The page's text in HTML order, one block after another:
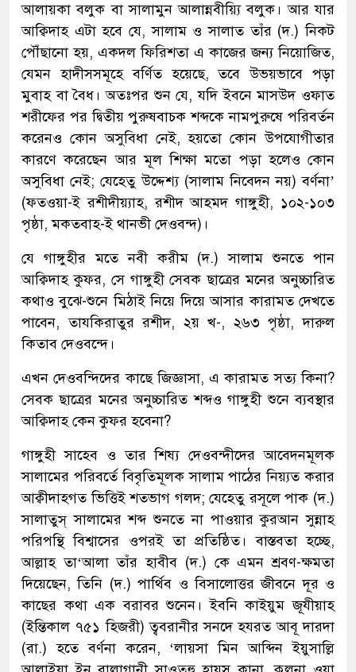
আলায়কা বলুক বা সালামুন আলান্নবীয়্যি বলুক। আর যার
আক্বিদাহ এটা হবে যে, সালাম ও সালাত তাঁর (দ.) নিকট
পৌঁছানো হয়, একদল ফিরিশতা এ কাজের জন্য নিয়োজিত,
যেমন হাদীসসমূহে বর্ণিত হয়েছে, তবে উভয়ভাবে পড়া
মুবাহ বা বৈধ। অতঃপর শুন যে, যদি ইবনে মাসউদ ওফাত
শরীফের পর দ্বিতীয় পুরুষবাচক শব্দকে নামপুরুষে পরিবর্তন
করেনও কোন অসুবিধা নেই, হয়তো কোন উপযোগীতার
কারণে করেছেন আর মূল শিক্ষা মতো পড়া হলেও কোন
অসুবিধা নেই; যেহেতু উদ্দেশ্য (সালাম নিবেদন নয়) বর্ণনা’
(ফতওয়া-ই রশীদীয়্যাহ, রশীদ আহমদ গাঙ্গুহী, ১০২-১০৩
পৃষ্ঠা, মকতবাহ-ই থানভী দেওবন্দ)।
যে গাঙ্গুহীর মতে নবী করীম (দ.) সালাম শুনতে পান
আক্বিদাহ কুফর, সে গাঙ্গুহী সেবক ছাত্রের মনের অনুচ্চারিত
কথাও বুঝে-শুনে মিঠাই নিয়ে দিয়ে আসার কারামত দেখতে
পাবেন, তাযকিরাতুর রশীদ, ২য় খ-, ২৬৩ পৃষ্ঠা, দারুল
কিতাব দেওবন্দে।
এখন দেওবন্দিদের কাছে জিজ্ঞাসা, এ কারামত সত্য কিনা?
সেবক ছাত্রের মনের অনুচ্চারিত শব্দও গাঙ্গুহী শুনে ব্যবস্থার
আক্বিদাহ কেন কুফর হবেনা?
গাঙ্গুহী সাহেব ও তার শিষ্য দেওবন্দীদের আবেদনমূলক
সালামের পরিবর্তে বিবৃতিমূলক সালাম পাঠের নিয়্যত করার
আক্বীদাহগত ভিত্তিই শতভাগ গলদ; যেহেতু রসূলে পাক (দ.)
সালাতুস্ সালামের শব্দ শুনতে না পাওয়ার কুরআন সুন্নাহ
পরিপন্থি বিশ্বাসের ওপরই তা প্রতিষ্ঠিত। বাস্তবতা হচ্ছে,
আল্লাহ তা‘আলা তাঁর হাবীব (দ.) কে এমন শ্রবণ-ক্ষমতা
দিয়েছেন, তিনি (দ.) পার্থিব ও বিসালোত্তর জীবনে দূর ও
কাছের কথা এক বরাবর শুনেন। ইবনি কাইয়ুম জূযীয়াহ
(ইন্তিকাল ৭৫১ হিজরী) ত্ববরানীর সনদে হযরত আবূ দারদা
(রা.) হতে বর্ণনা করেন, ‘লায়সা মিন আব্দিন ইয়ুসাল্লি